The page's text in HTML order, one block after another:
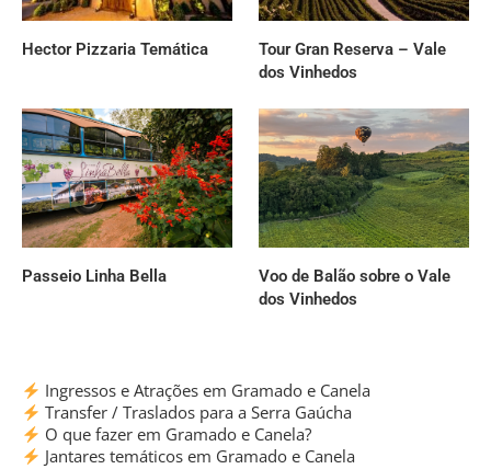
Hector Pizzaria Temática
Tour Gran Reserva – Vale
dos Vinhedos
Passeio Linha Bella
Voo de Balão sobre o Vale
dos Vinhedos
Ingressos e Atrações em Gramado e Canela
Transfer / Traslados para a Serra Gaúcha
O que fazer em Gramado e Canela?
Jantares temáticos em Gramado e Canela